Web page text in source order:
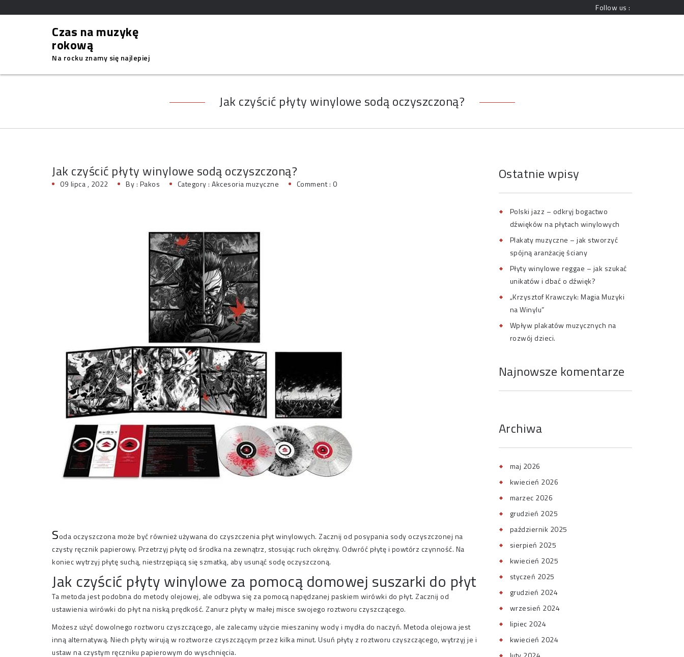
Follow us :
Czas na muzykę
rokową
Na rocku znamy się najlepiej
Jak czyścić płyty winylowe sodą oczyszczoną?
Jak czyścić płyty winylowe sodą oczyszczoną?
09 lipca , 2022 By : Pakos Category : Akcesoria muzyczne Comment : 0
Soda oczyszczona może być również używana do czyszczenia płyt winylowych. Zacznij od posypania sody oczyszczonej na
czysty ręcznik papierowy. Przetrzyj płytę od środka na zewnątrz, stosując ruch okrężny. Odwróć płytę i powtórz czynność. Na
koniec wytrzyj płytę suchą, niestrzępiącą się szmatką, aby usunąć sodę oczyszczoną.
Jak czyścić płyty winylowe za pomocą domowej suszarki do płyt
Ta metoda jest podobna do metody olejowej, ale odbywa się za pomocą napędzanej paskiem wirówki do płyt. Zacznij od
ustawienia wirówki do płyt na niską prędkość. Zanurz płyty w małej misce swojego roztworu czyszczącego.
Możesz użyć dowolnego roztworu czyszczącego, ale zalecamy użycie mieszaniny wody i mydła do naczyń. Metoda olejowa jest
inną alternatywą. Niech płyty wirują w roztworze czyszczącym przez kilka minut. Usuń płyty z roztworu czyszczącego, wytrzyj je i
ustaw na czystym ręczniku papierowym do wyschnięcia.
Ostatnie wpisy
Polski jazz – odkryj bogactwo
dźwięków na płytach winylowych
Plakaty muzyczne – jak stworzyć
spójną aranżację ściany
Płyty winylowe reggae – jak szukać
unikatów i dbać o dźwięk?
„Krzysztof Krawczyk: Magia Muzyki
na Winylu”
Wpływ plakatów muzycznych na
rozwój dzieci.
Najnowsze komentarze
Archiwa
maj 2026
kwiecień 2026
marzec 2026
grudzień 2025
październik 2025
sierpień 2025
kwiecień 2025
styczeń 2025
grudzień 2024
wrzesień 2024
lipiec 2024
kwiecień 2024